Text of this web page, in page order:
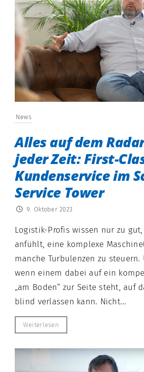
News
Alles auf dem
jeder Zeit: First-
Kundenservice im
Service Tower
9. Oktober 2023
Logistik-Profis wissen nur zu
anfühlt, eine komplexe
manche Turbulenzen zu steuern.
wenn einem dabei auf ein
„am Boden“ zur Seite steht, auf
blind verlassen kann. Nicht...
Weiterlesen